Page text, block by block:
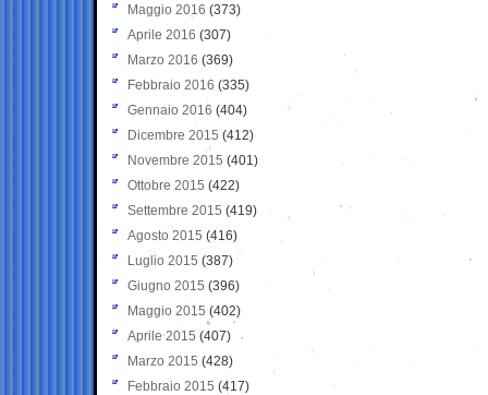
Maggio 2016 (373)
Aprile 2016 (307)
Marzo 2016 (369)
Febbraio 2016 (335)
Gennaio 2016 (404)
Dicembre 2015 (412)
Novembre 2015 (401)
Ottobre 2015 (422)
Settembre 2015 (419)
Agosto 2015 (416)
Luglio 2015 (387)
Giugno 2015 (396)
Maggio 2015 (402)
Aprile 2015 (407)
Marzo 2015 (428)
Febbraio 2015 (417)